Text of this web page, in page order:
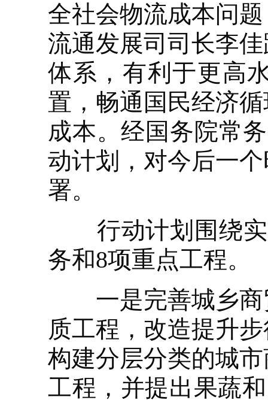
全社会物流成本问
流通发展司司长李
体系，有利于更高
置，畅通国民经济
成本。经国务院常
动计划，对今后一
署。
行动计划围绕实
务和8项重点工程。
一是完善城乡商
质工程，改造提升
构建分层分类的城
工程，并提出果蔬